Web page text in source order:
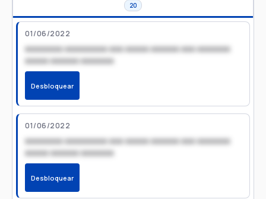
20
01/06/2022
xxxxxxxx xxxxxxxxx xxx xxxxx xxxxxx xxx xxxxxxx
xxxxx xxxxxx xxxxxxx
Desbloquear
01/06/2022
xxxxxxxx xxxxxxxxx xxx xxxxx xxxxxx xxx xxxxxxx
xxxxx xxxxxx xxxxxxx
Desbloquear